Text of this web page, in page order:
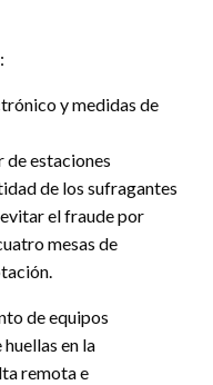
y medidas de
de estaciones
de los sufragantes
el fraude por
mesas de
de equipos
en la
remota e